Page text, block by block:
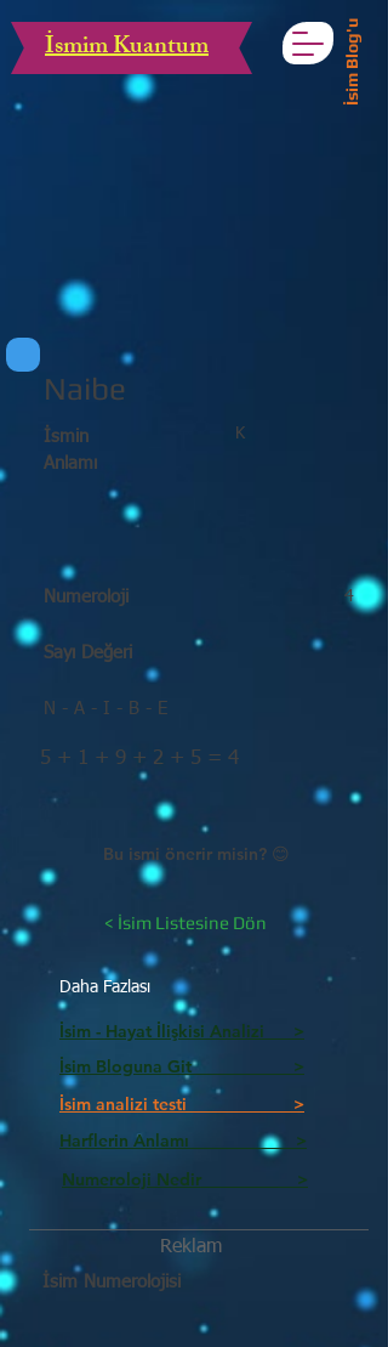
İsmim Kuantum İsim Blog'u
Naibe
K
İsmin
Anlamı
Numeroloji
Sayı Değeri
4
N - A - I - B - E
5 + 1 + 9 + 2 + 5 = 4
Bu ismi önerir misin? 😊
< İsim Listesine Dön
Daha Fazlası
İsim - Hayat İlişkisi Analizi >
İsim Bloguna Git >
İsim analizi testi >
Harflerin Anlamı >
Numeroloji Nedir_________ >
Reklam
İsim Numerolojisi